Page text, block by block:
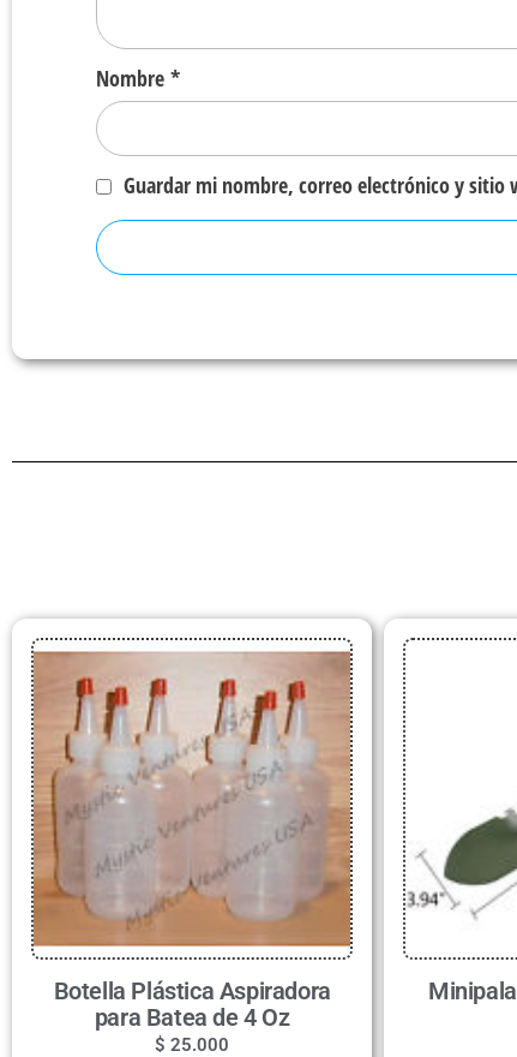
Nombre *
Guardar mi nombre, correo electrónico y sitio
Botella Plástica Aspiradora
para Batea de 4 Oz
$ 25.000